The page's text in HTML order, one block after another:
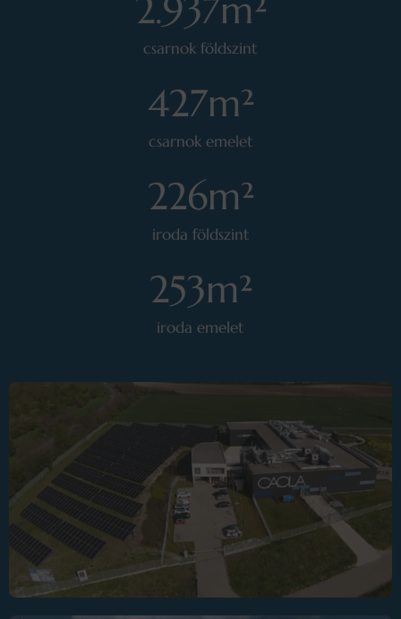
csarnok földszint
2.937m²
csarnok emelet
427m²
iroda földszint
226m²
iroda emelet
253m²